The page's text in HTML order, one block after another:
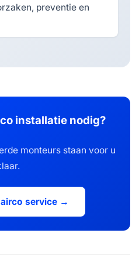
preventie en
installatie nodig?
monteurs staan voor u
service →